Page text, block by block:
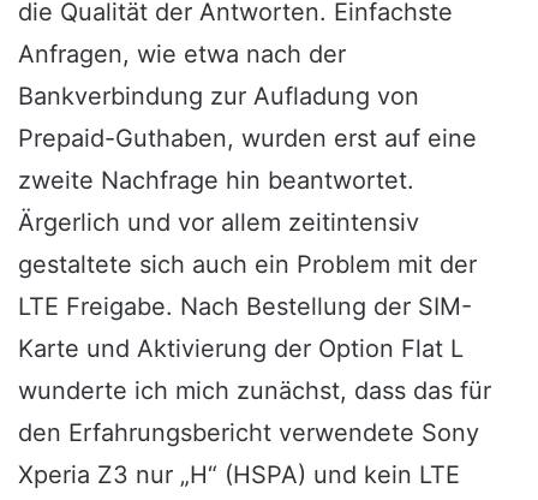
die Qualität der Antworten. Einfachste
Anfragen, wie etwa nach der
Bankverbindung zur Aufladung von
Prepaid-Guthaben, wurden erst auf eine
zweite Nachfrage hin beantwortet.
Ärgerlich und vor allem zeitintensiv
gestaltete sich auch ein Problem mit der
LTE Freigabe. Nach Bestellung der SIM-
Karte und Aktivierung der Option Flat L
wunderte ich mich zunächst, dass das für
den Erfahrungsbericht verwendete Sony
Xperia Z3 nur „H“ (HSPA) und kein LTE